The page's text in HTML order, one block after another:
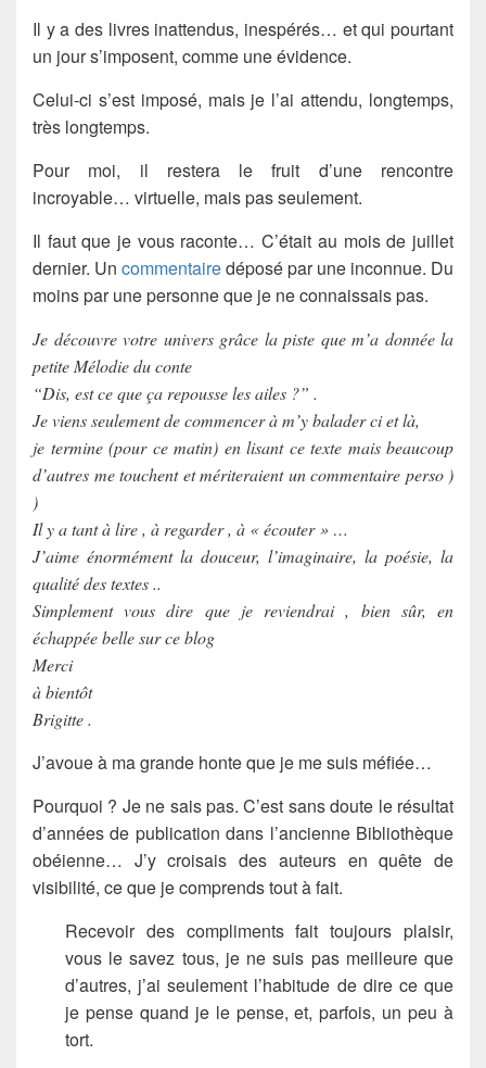
Il y a des livres inattendus, inespérés… et qui pourtant
un jour s’imposent, comme une évidence.
Celui-ci s’est imposé, mais je l’ai attendu, longtemps,
très longtemps.
Pour moi, il restera le fruit d’une rencontre
incroyable… virtuelle, mais pas seulement.
Il faut que je vous raconte… C’était au mois de juillet
dernier. Un commentairedéposé par une inconnue. Du
moins par une personne que je ne connaissais pas.
Je découvre votre univers grâce la piste que m’a donnée la
petite Mélodie du conte
“Dis, est ce que ça repousse les ailes ?” .
Je viens seulement de commencer à m’y balader ci et là,
je termine (pour ce matin) en lisant ce texte mais beaucoup
d’autres me touchent et mériteraient un commentaire perso )
)
Il y a tant à lire , à regarder , à « écouter » …
J’aime énormément la douceur, l’imaginaire, la poésie, la
qualité des textes ..
Simplement vous dire que je reviendrai , bien sûr, en
échappée belle sur ce blog
Merci
à bientôt
Brigitte .
J’avoue à ma grande honte que je me suis méfiée…
Pourquoi ? Je ne sais pas. C’est sans doute le résultat
d’années de publication dans l’ancienne Bibliothèque
obéienne… J’y croisais des auteurs en quête de
visibilité, ce que je comprends tout à fait.
Recevoir des compliments fait toujours plaisir,
vous le savez tous, je ne suis pas meilleure que
d’autres, j’ai seulement l’habitude de dire ce que
je pense quand je le pense, et, parfois, un peu à
tort.